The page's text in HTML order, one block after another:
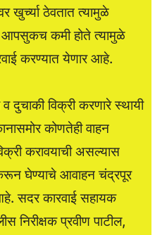
खुर्च्या ठेवतात त्यामुळे
आपसुकच कमी होते त्यामुळे
करण्यात येणार आहे.
दुचाकी विक्री करणारे स्थायी
कोणतेही वाहन
करावयाची असल्यास
घेण्याचे आवाहन चंद्रपूर
सदर कारवाई सहायक
निरीक्षक प्रवीण पाटील,